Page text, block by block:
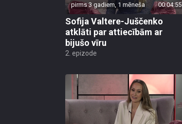
pirms 3 gadiem, 1 mēneša 00:04:55
Sofija Valtere-Juščenko
atklāti par attiecībām ar
bijušo vīru
2. epizode